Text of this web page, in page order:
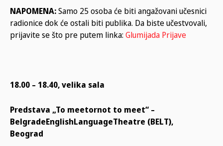
NAPOMENA:Samo 25 osoba će biti angažovani učesnici
radionice dok će ostali biti publika. Da biste učestvovali,
prijavite se što pre putem linka: Glumijada Prijave
18.00 – 18.40, velika sala
Predstava „To meetornot to meet“ –
BelgradeEnglishLanguageTheatre (BELT),
Beograd